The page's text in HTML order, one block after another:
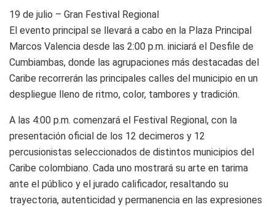
19 de julio – Gran Festival Regional
El evento principal se llevará a cabo en la Plaza Principal
Marcos Valencia desde las 2:00 p.m. iniciará el Desfile de
Cumbiambas, donde las agrupaciones más destacadas del
Caribe recorrerán las principales calles del municipio en un
despliegue lleno de ritmo, color, tambores y tradición.
A las 4:00 p.m. comenzará el Festival Regional, con la
presentación oficial de los 12 decimeros y 12
percusionistas seleccionados de distintos municipios del
Caribe colombiano. Cada uno mostrará su arte en tarima
ante el público y el jurado calificador, resaltando su
trayectoria, autenticidad y permanencia en las expresiones